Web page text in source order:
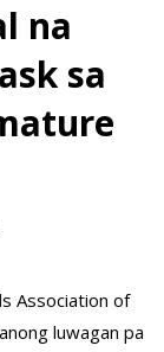
na
sa
Association of
luwagan pa